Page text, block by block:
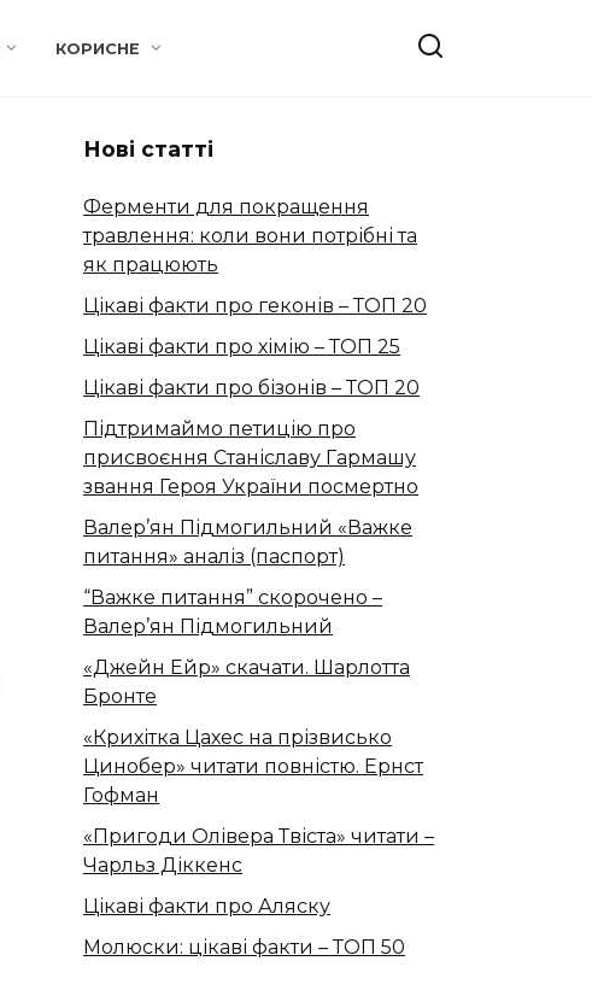
КОРИСНЕ
Нові статті
Ферменти для покращення
травлення: коли вони потрібні та
як працюють
Цікаві факти про геконів – ТОП 20
Цікаві факти про хімію – ТОП 25
Цікаві факти про бізонів – ТОП 20
Підтримаймо петицію про
присвоєння Станіславу Гармашу
звання Героя України посмертно
Валер’ян Підмогильний «Важке
питання» аналіз (паспорт)
“Важке питання” скорочено –
Валер’ян Підмогильний
«Джейн Ейр» скачати. Шарлотта
Бронте
«Крихітка Цахес на прізвисько
Цинобер» читати повністю. Ернст
Гофман
«Пригоди Олівера Твіста» читати –
Чарльз Діккенс
Цікаві факти про Аляску
Молюски: цікаві факти – ТОП 50